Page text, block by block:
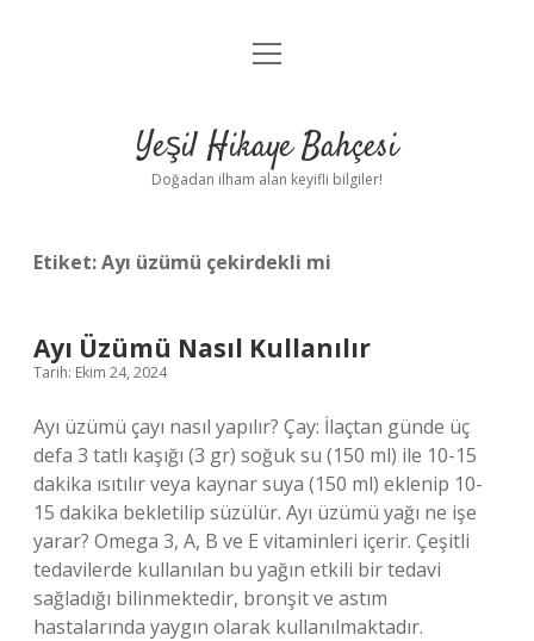
Anasayfa
Yasal Uyarı
menüyü
Yeşil Hikaye Bahçesi
Doğadan ilham alan keyifli bilgiler!
Etiket:Ayı üzümü çekirdekli mi
Ayı Üzümü Nasıl Kullanılır
Tarih: Ekim 24, 2024
Ayı üzümü çayı nasıl yapılır? Çay: İlaçtan günde üç
defa 3 tatlı kaşığı (3 gr) soğuk su (150 ml) ile 10-15
dakika ısıtılır veya kaynar suya (150 ml) eklenip 10-
15 dakika bekletilip süzülür. Ayı üzümü yağı ne işe
yarar? Omega 3, A, B ve E vitaminleri içerir. Çeşitli
tedavilerde kullanılan bu yağın etkili bir tedavi
sağladığı bilinmektedir, bronşit ve astım
hastalarında yaygın olarak kullanılmaktadır.